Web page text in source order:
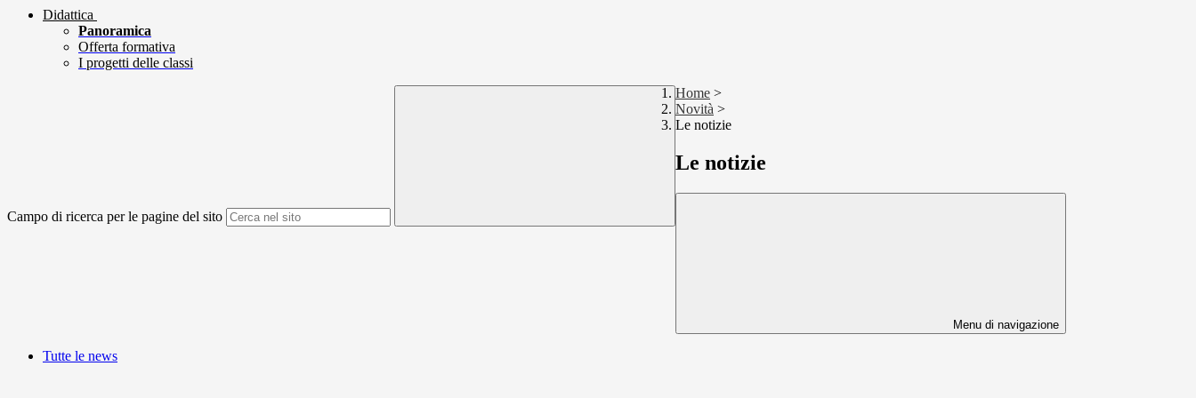
Didattica
Panoramica
Offerta formativa
I progetti delle classi
Campo di ricerca per le pagine del sito
Home >
Novità >
Le notizie
Le notizie
Menu di navigazione
Tutte le news